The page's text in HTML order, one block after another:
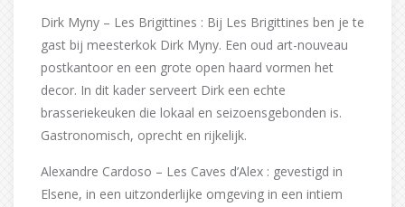
Dirk Myny – Les Brigittines : Bij Les Brigittines ben je te
gast bij meesterkok Dirk Myny. Een oud art-nouveau
postkantoor en een grote open haard vormen het
decor. In dit kader serveert Dirk een echte
brasseriekeuken die lokaal en seizoensgebonden is.
Gastronomisch, oprecht en rijkelijk.
Alexandre Cardoso – Les Caves d’Alex : gevestigd in
Elsene, in een uitzonderlijke omgeving in een intiem